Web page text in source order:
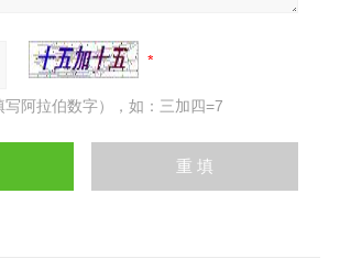
阿拉伯数字），如：三加四=7